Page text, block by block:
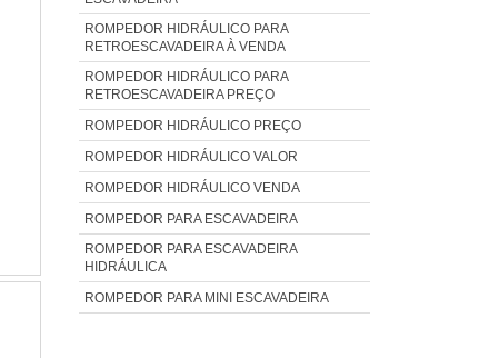
ROMPEDOR HIDRÁULICO PARA
RETROESCAVADEIRA À VENDA
ROMPEDOR HIDRÁULICO PARA
RETROESCAVADEIRA PREÇO
ROMPEDOR HIDRÁULICO PREÇO
ROMPEDOR HIDRÁULICO VALOR
ROMPEDOR HIDRÁULICO VENDA
ROMPEDOR PARA ESCAVADEIRA
ROMPEDOR PARA ESCAVADEIRA
HIDRÁULICA
ROMPEDOR PARA MINI ESCAVADEIRA